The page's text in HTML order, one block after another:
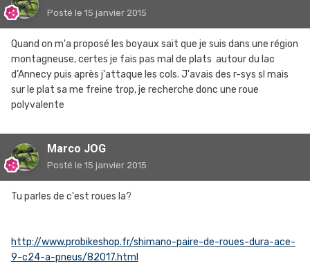
Posté le 15 janvier 2015
Quand on m'a proposé les boyaux sait que je suis dans une région
montagneuse, certes je fais pas mal de plats autour du lac
d’Annecy puis après j'attaque les cols. J'avais des r-sys sl mais
sur le plat sa me freine trop, je recherche donc une roue
polyvalente
Marco JOG
Posté le 15 janvier 2015
Tu parles de c'est roues la?
http://www.probikeshop.fr/shimano-paire-de-roues-dura-ace-
9-c24-a-pneus/82017.html